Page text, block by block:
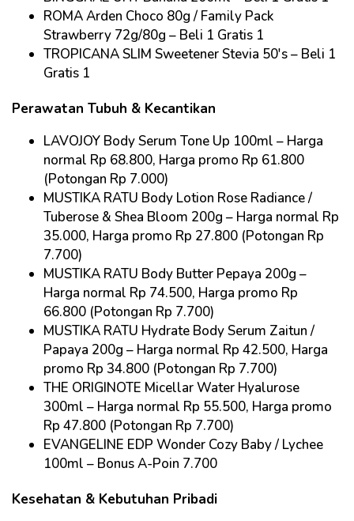
ROMA Arden Choco 80g / Family Pack
Strawberry 72g/80g – Beli 1 Gratis 1
TROPICANA SLIM Sweetener Stevia 50's – Beli 1
Gratis 1
Perawatan Tubuh & Kecantikan
LAVOJOY Body Serum Tone Up 100ml – Harga
normal Rp 68.800, Harga promo Rp 61.800
(Potongan Rp 7.000)
MUSTIKA RATU Body Lotion Rose Radiance /
Tuberose & Shea Bloom 200g – Harga normal Rp
35.000, Harga promo Rp 27.800 (Potongan Rp
7.700)
MUSTIKA RATU Body Butter Pepaya 200g –
Harga normal Rp 74.500, Harga promo Rp
66.800 (Potongan Rp 7.700)
MUSTIKA RATU Hydrate Body Serum Zaitun /
Papaya 200g – Harga normal Rp 42.500, Harga
promo Rp 34.800 (Potongan Rp 7.700)
THE ORIGINOTE Micellar Water Hyalurose
300ml – Harga normal Rp 55.500, Harga promo
Rp 47.800 (Potongan Rp 7.700)
EVANGELINE EDP Wonder Cozy Baby / Lychee
100ml – Bonus A-Poin 7.700
Kesehatan & Kebutuhan Pribadi